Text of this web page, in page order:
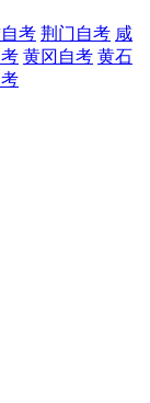
考 荆门自考 咸
黄冈自考 黄石